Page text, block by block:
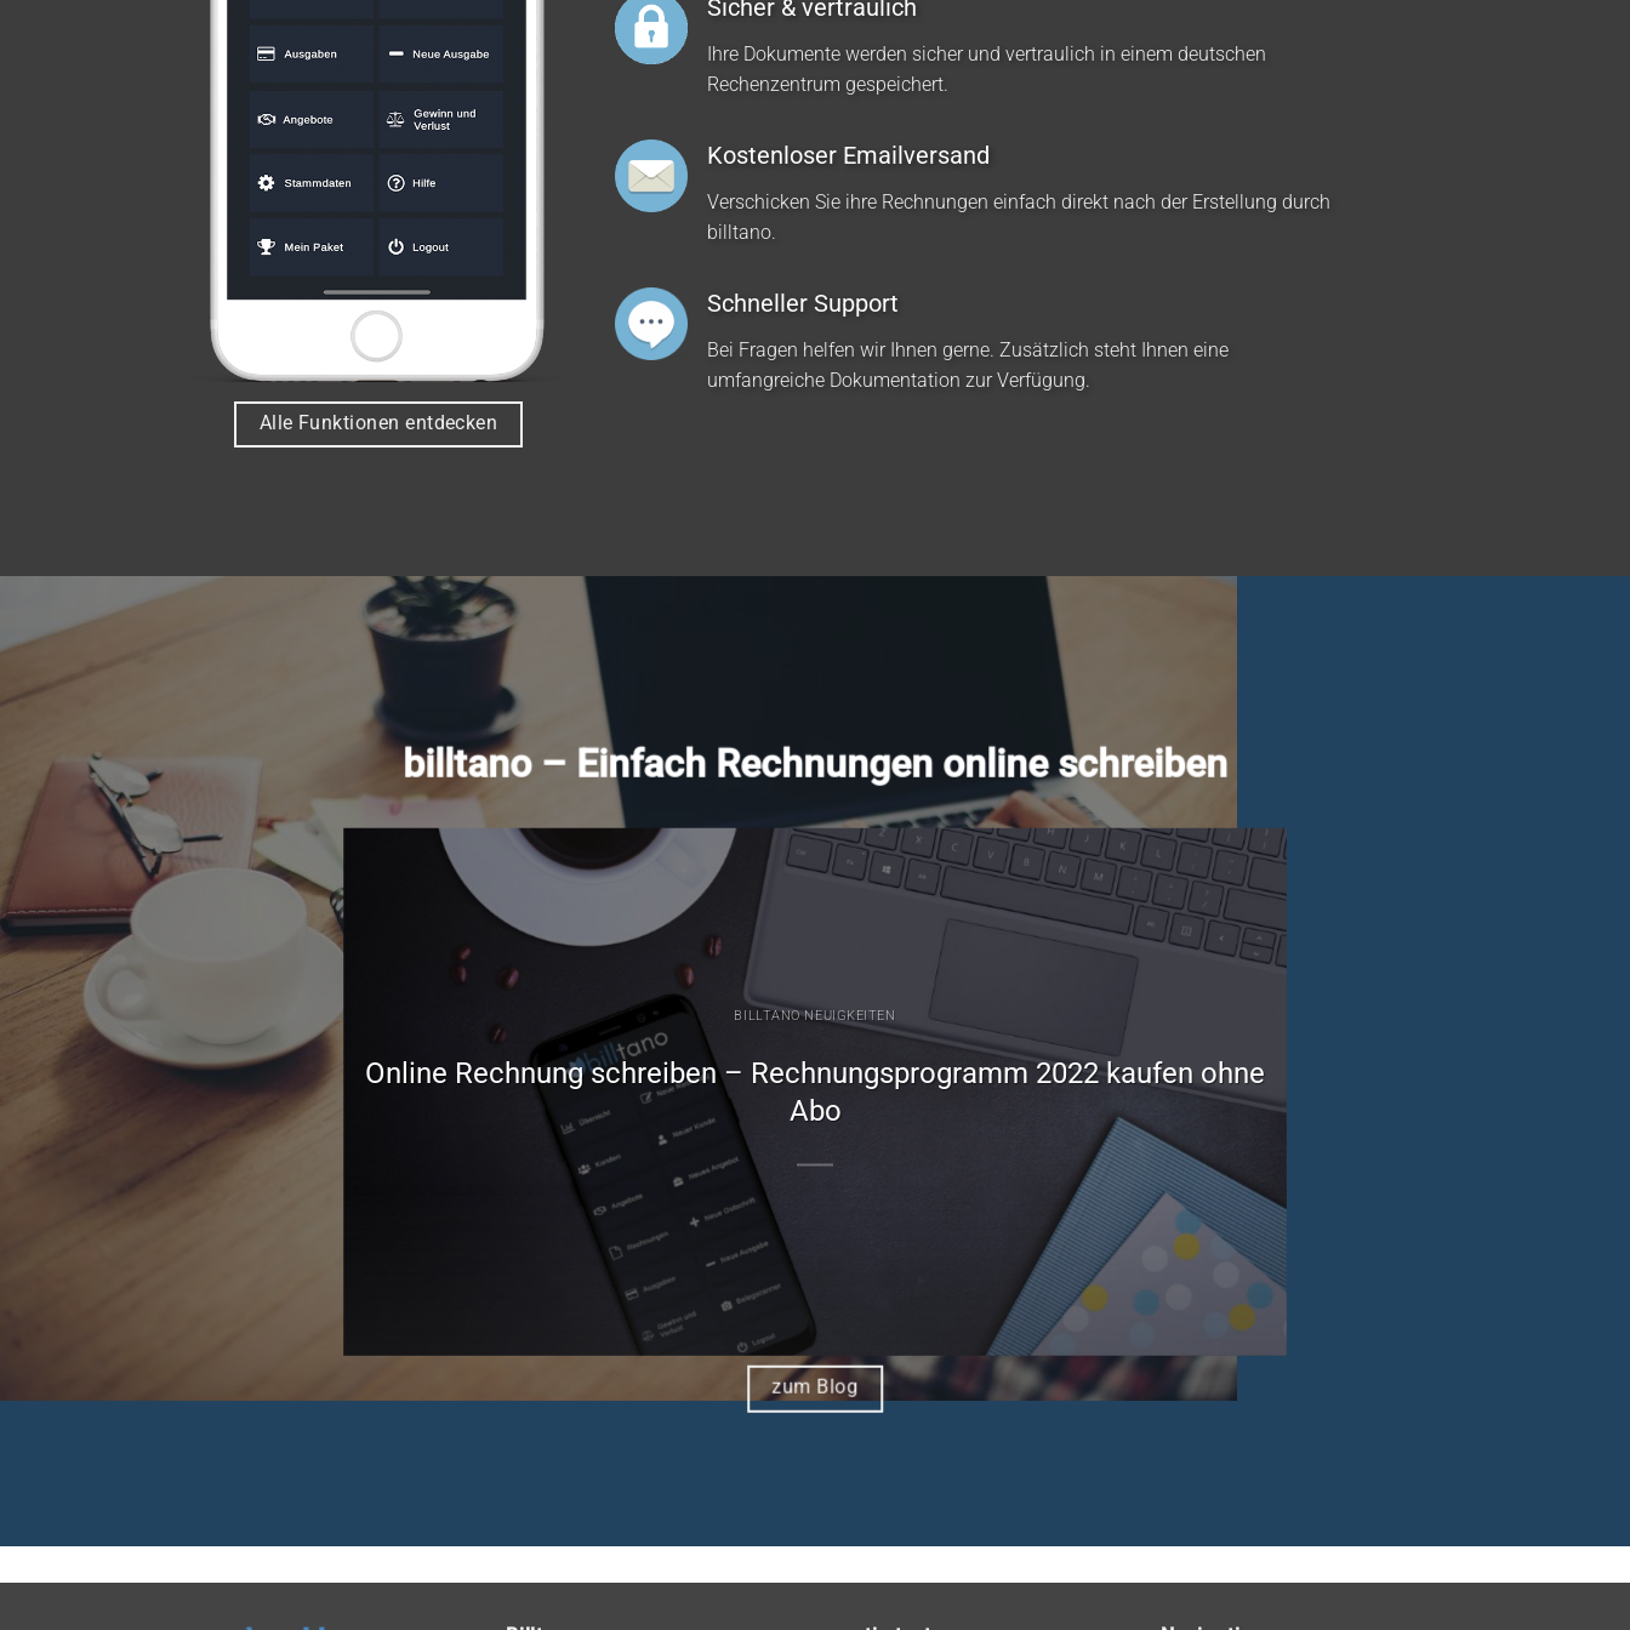
Alle Funktionen entdecken
Sicher & vertraulich
Ihre Dokumente werden sicher und vertraulich in einem deutschen
Rechenzentrum gespeichert.
Kostenloser Emailversand
Verschicken Sie ihre Rechnungen einfach direkt nach der Erstellung durch
billtano.
Schneller Support
Bei Fragen helfen wir Ihnen gerne. Zusätzlich steht Ihnen eine
umfangreiche Dokumentation zur Verfügung.
billtano – Einfach Rechnungen online schreiben
BILLTANO NEUIGKEITEN
Online Rechnung schreiben – Rechnungsprogramm 2022 kaufen ohne
Abo
zum Blog